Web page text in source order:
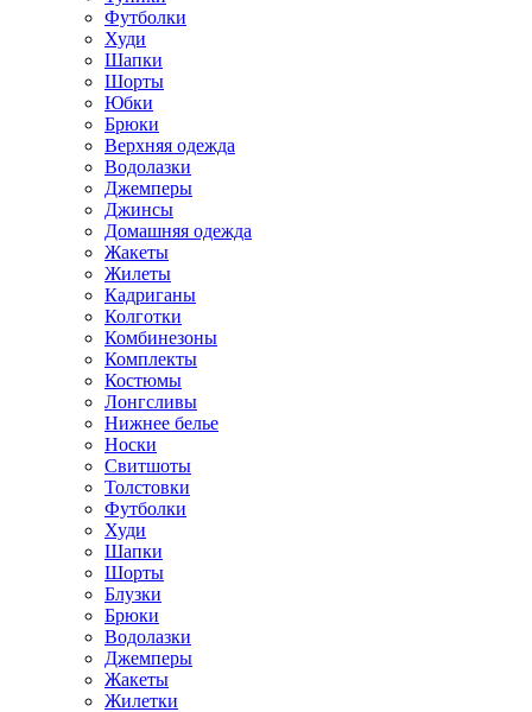
Футболки
Худи
Шапки
Шорты
Юбки
Брюки
Верхняя одежда
Водолазки
Джемперы
Джинсы
Домашняя одежда
Жакеты
Жилеты
Кадриганы
Колготки
Комбинезоны
Комплекты
Костюмы
Лонгсливы
Нижнее белье
Носки
Свитшоты
Толстовки
Футболки
Худи
Шапки
Шорты
Блузки
Брюки
Водолазки
Джемперы
Жакеты
Жилетки